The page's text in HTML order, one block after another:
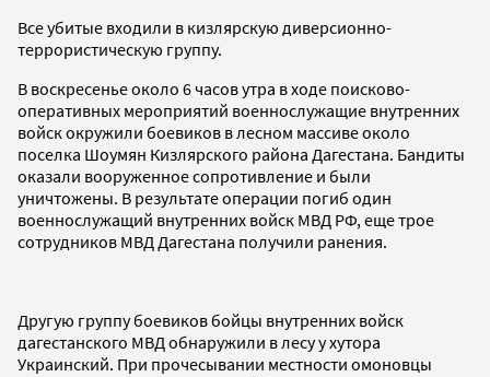
Все убитые входили в кизлярскую диверсионно-
террористическую группу.
В воскресенье около 6 часов утра в ходе поисково-
оперативных мероприятий военнослужащие внутренних
войск окружили боевиков в лесном массиве около
поселка Шоумян Кизлярского района Дагестана. Бандиты
оказали вооруженное сопротивление и были
уничтожены. В результате операции погиб один
военнослужащий внутренних войск МВД РФ, еще трое
сотрудников МВД Дагестана получили ранения.
Другую группу боевиков бойцы внутренних войск
дагестанского МВД обнаружили в лесу у хутора
Украинский. При прочесывании местности омоновцы